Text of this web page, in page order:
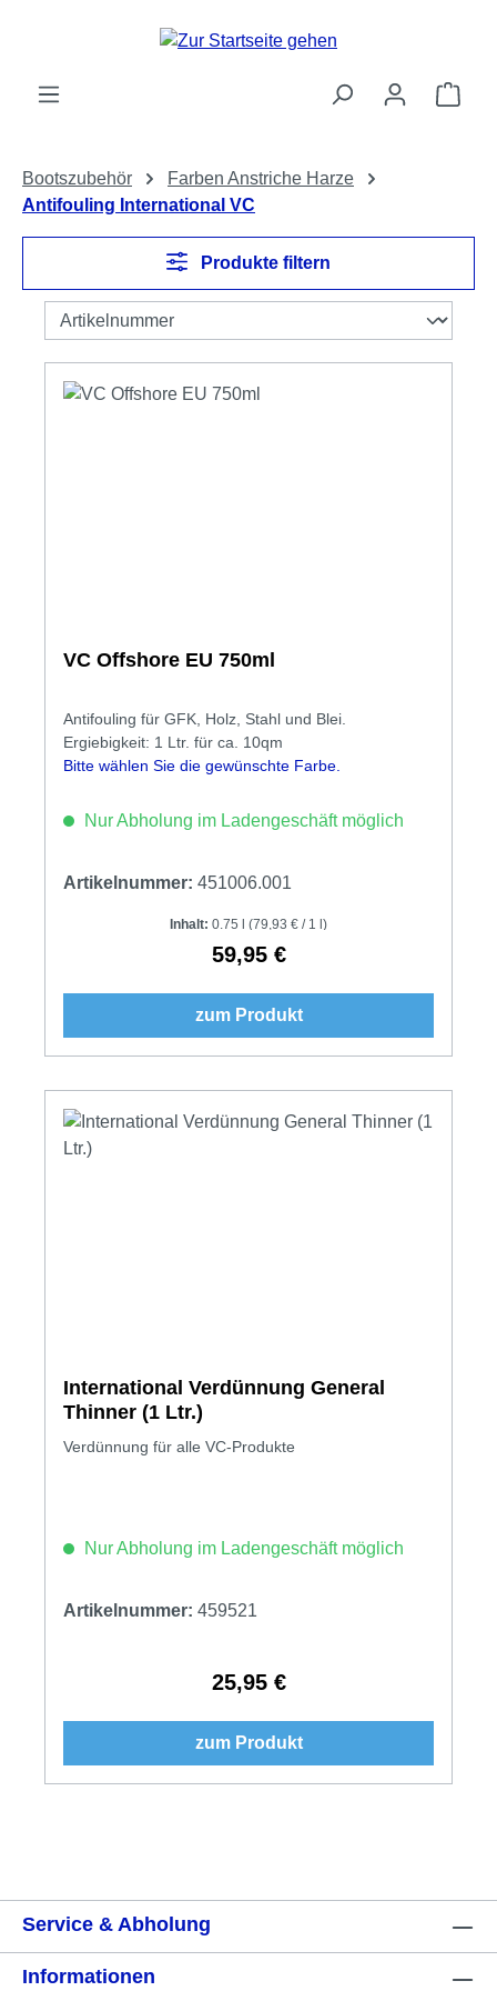
Zum Hauptinhalt springen
Bootszubehör
Farben Anstriche Harze
Antifouling International VC
Produkte filtern
VC Offshore EU 750ml
Antifouling für GFK, Holz, Stahl und Blei.
Ergiebigkeit: 1 Ltr. für ca. 10qm
Bitte wählen Sie die gewünschte Farbe.
Nur Abholung im Ladengeschäft möglich
Artikelnummer: 451006.001
Inhalt: 0.75 l (79,93 € / 1 l)
Regulärer Preis:
59,95 €
zum Produkt
International Verdünnung General
Thinner (1 Ltr.)
Verdünnung für alle VC-Produkte
Nur Abholung im Ladengeschäft möglich
Artikelnummer: 459521
Regulärer Preis:
25,95 €
zum Produkt
Service & Abholung
Informationen